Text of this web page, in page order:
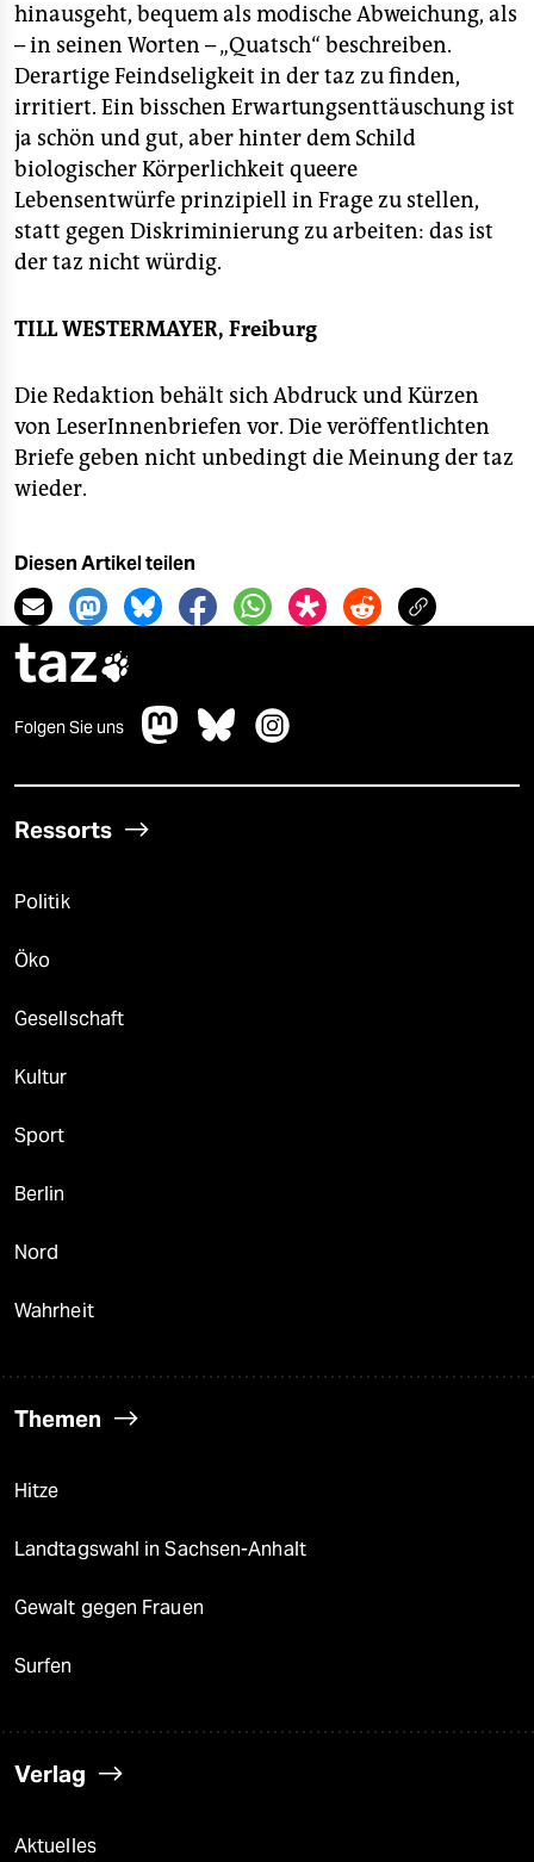
shop
fragen & hilfe
unterstützen
abo
genossenschaft
epaper login
hinausgeht, bequem als modische Abweichung, als
– in seinen Worten – „Quatsch“ beschreiben.
Derartige Feindseligkeit in der taz zu finden,
irritiert. Ein bisschen Erwartungsenttäuschung ist
ja schön und gut, aber hinter dem Schild
biologischer Körperlichkeit queere
Lebensentwürfe prinzipiell in Frage zu stellen,
statt gegen Diskriminierung zu arbeiten: das ist
der taz nicht würdig.
TILL WESTERMAYER, Freiburg
Die Redaktion behält sich Abdruck und Kürzen
von LeserInnenbriefen vor. Die veröffentlichten
Briefe geben nicht unbedingt die Meinung der taz
wieder.
Diesen Artikel teilen
taz
Folgen Sie uns
Ressorts
Politik
Öko
Gesellschaft
Kultur
Sport
Berlin
Nord
Wahrheit
Themen
Hitze
Landtagswahl in Sachsen-Anhalt
Gewalt gegen Frauen
Surfen
Verlag
Aktuelles